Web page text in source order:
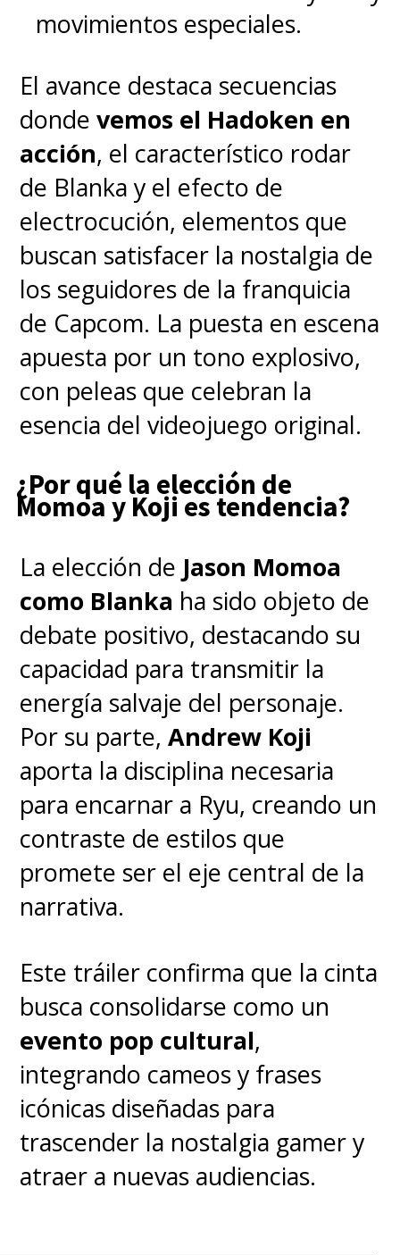
movimientos especiales.
El avance destaca secuencias
dondevemos el Hadoken en
acción, el característico rodar
de Blanka y el efecto de
electrocución, elementos que
buscan satisfacer la nostalgia de
los seguidores de la franquicia
de Capcom. La puesta en escena
apuesta por un tono explosivo,
con peleas que celebran la
esencia del videojuego original.
¿Por qué la elección de
Momoa y Koji es tendencia?
La elección de Jason Momoa
como Blanka ha sido objeto de
debate positivo, destacando su
capacidad para transmitir la
energía salvaje del personaje.
Por su parte,Andrew Koji
aporta la disciplina necesaria
para encarnar a Ryu, creando un
contraste de estilos que
promete ser el eje central de la
narrativa.
Este tráiler confirma que la cinta
busca consolidarse como un
evento pop cultural,
integrando cameos y frases
icónicas diseñadas para
trascender la nostalgia gamer y
atraer a nuevas audiencias.